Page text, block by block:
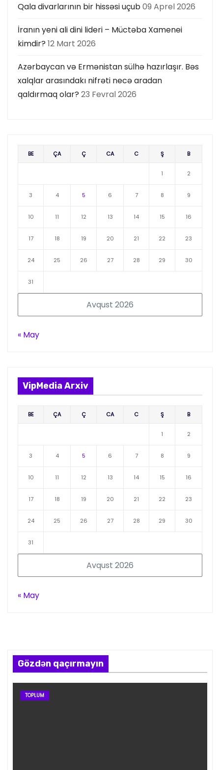
Qala divarlarının bir hissəsi uçub09 Aprel 2026
İranın yeni ali dini lideri – Müctəba Xamenei
kimdir? 12 Mart 2026
Azərbaycan və Ermənistan sülhə hazırlaşır. Bəs
xalqlar arasındakı nifrəti necə aradan
qaldırmaq olar? 23 Fevral 2026
Avqust 2026
BE ÇA Ç CA C Ş B
1 2
3 4 5 6 7 8 9
10 11 12 13 14 15 16
17 18 19 20 21 22 23
24 25 26 27 28 29 30
31
« May
VipMedia Arxiv
Avqust 2026
BE ÇA Ç CA C Ş B
1 2
3 4 5 6 7 8 9
10 11 12 13 14 15 16
17 18 19 20 21 22 23
24 25 26 27 28 29 30
31
« May
Gözdən qaçırmayın
TOPLUM